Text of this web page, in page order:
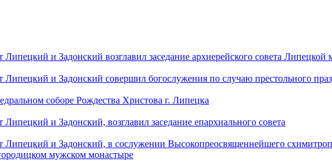
и Задонский возглавил заседание архиерейского совета Липецкой
и Задонский совершил богослужения по случаю престольного
соборе Рождества Христова г. Липецка
и Задонский, возглавил заседание епархиального совета
и Задонский, в сослужении Высокопреосвященнейшего
мужском монастыре